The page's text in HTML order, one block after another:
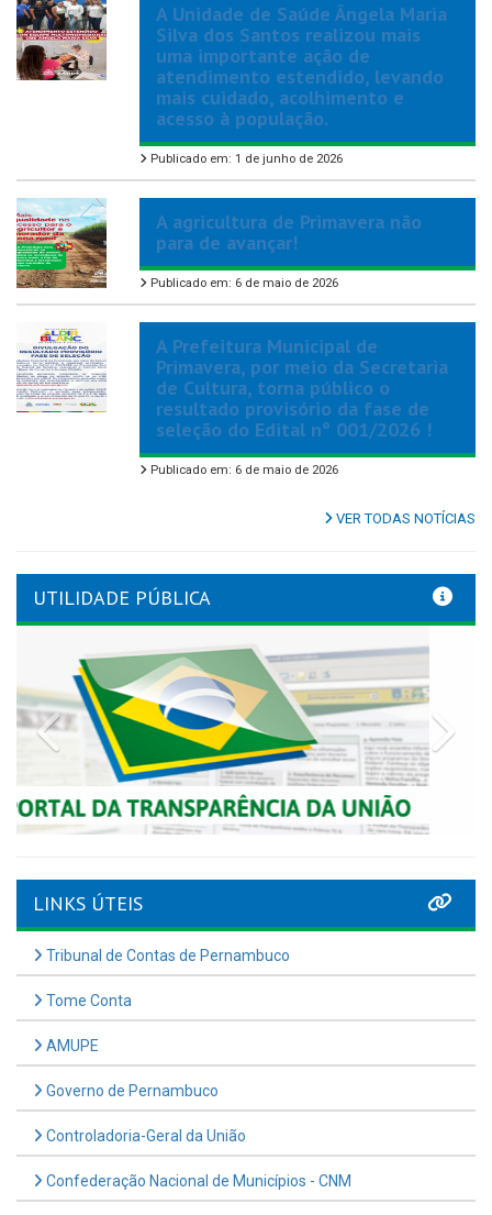
A Unidade de Saúde Ângela Maria
Silva dos Santos realizou mais
uma importante ação de
atendimento estendido, levando
mais cuidado, acolhimento e
acesso à população.
Publicado em: 1 de junho de 2026
A agricultura de Primavera não
para de avançar!
Publicado em: 6 de maio de 2026
A Prefeitura Municipal de
Primavera, por meio da Secretaria
de Cultura, torna público o
resultado provisório da fase de
seleção do Edital nº 001/2026 !
Publicado em: 6 de maio de 2026
VER TODAS NOTÍCIAS
UTILIDADE PÚBLICA
Previous
LINKS ÚTEIS
Tribunal de Contas de Pernambuco
Tome Conta
AMUPE
Governo de Pernambuco
Controladoria-Geral da União
Confederação Nacional de Municípios - CNM